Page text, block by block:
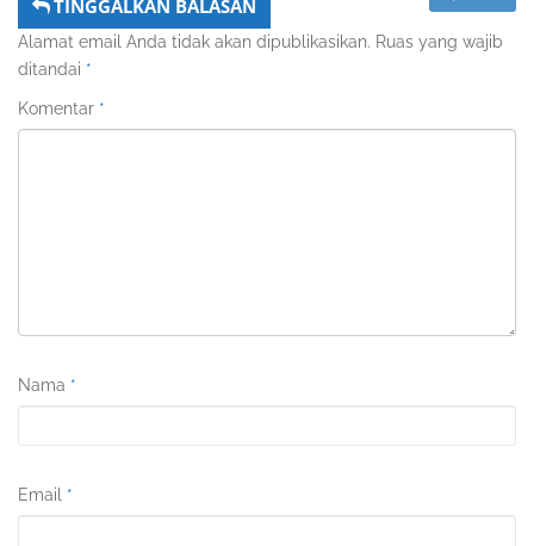
TINGGALKAN BALASAN
Alamat email Anda tidak akan dipublikasikan. Ruas yang wajib
ditandai *
Komentar *
Nama *
Email *